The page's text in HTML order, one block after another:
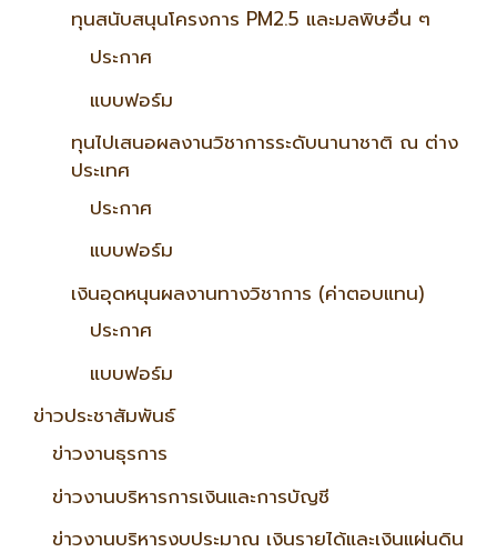
ทุนสนับสนุนโครงการ PM2.5 และมลพิษอื่น ๆ
ประกาศ
แบบฟอร์ม
ทุนไปเสนอผลงานวิชาการระดับนานาชาติ ณ ต่าง
ประเทศ
ประกาศ
แบบฟอร์ม
เงินอุดหนุนผลงานทางวิชาการ (ค่าตอบแทน)
ประกาศ
แบบฟอร์ม
ข่าวประชาสัมพันธ์
ข่าวงานธุรการ
ข่าวงานบริหารการเงินและการบัญชี
ข่าวงานบริหารงบประมาณ เงินรายได้และเงินแผ่นดิน